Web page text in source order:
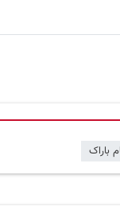
باراک